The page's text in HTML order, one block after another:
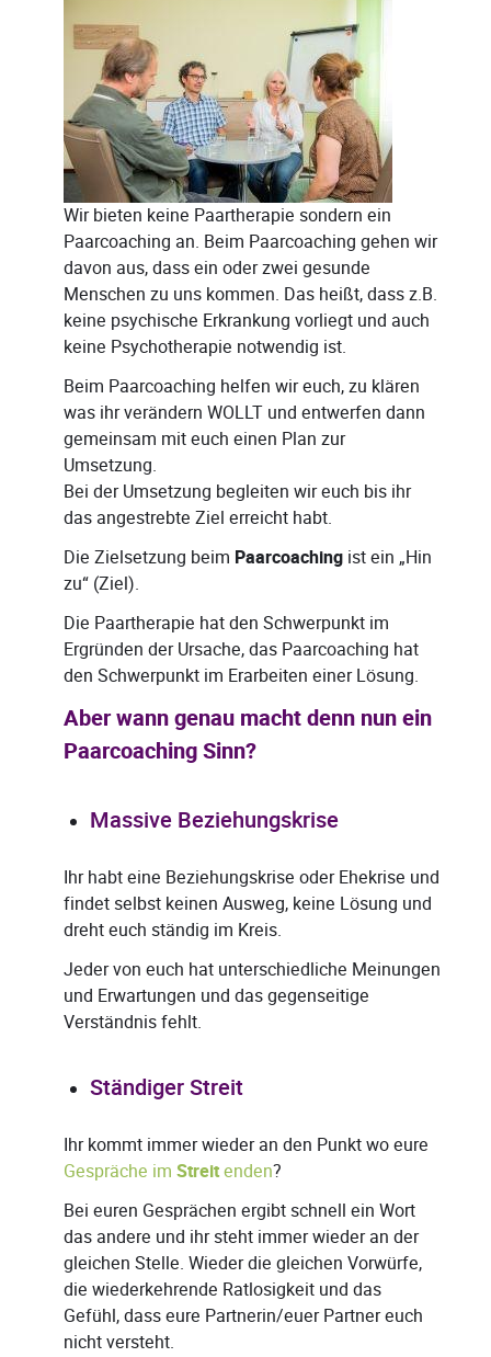
Wir bieten keine Paartherapie sondern ein
Paarcoaching an. Beim Paarcoaching gehen wir
davon aus, dass ein oder zwei gesunde
Menschen zu uns kommen. Das heißt, dass z.B.
keine psychische Erkrankung vorliegt und auch
keine Psychotherapie notwendig ist.
Beim Paarcoaching helfen wir euch, zu klären
was ihr verändern WOLLT und entwerfen dann
gemeinsam mit euch einen Plan zur
Umsetzung.
Bei der Umsetzung begleiten wir euch bis ihr
das angestrebte Ziel erreicht habt.
Die Zielsetzung beim Paarcoaching ist ein „Hin
zu“ (Ziel).
Die Paartherapie hat den Schwerpunkt im
Ergründen der Ursache, das Paarcoaching hat
den Schwerpunkt im Erarbeiten einer Lösung.
Aber wann genau macht denn nun ein
Paarcoaching Sinn?
Massive Beziehungskrise
Ihr habt eine Beziehungskrise oder Ehekrise und
findet selbst keinen Ausweg, keine Lösung und
dreht euch ständig im Kreis.
Jeder von euch hat unterschiedliche Meinungen
und Erwartungen und das gegenseitige
Verständnis fehlt.
Ständiger Streit
Ihr kommt immer wieder an den Punkt wo eure
Gespräche im Streitenden?
Bei euren Gesprächen ergibt schnell ein Wort
das andere und ihr steht immer wieder an der
gleichen Stelle. Wieder die gleichen Vorwürfe,
die wiederkehrende Ratlosigkeit und das
Gefühl, dass eure Partnerin/euer Partner euch
nicht versteht.